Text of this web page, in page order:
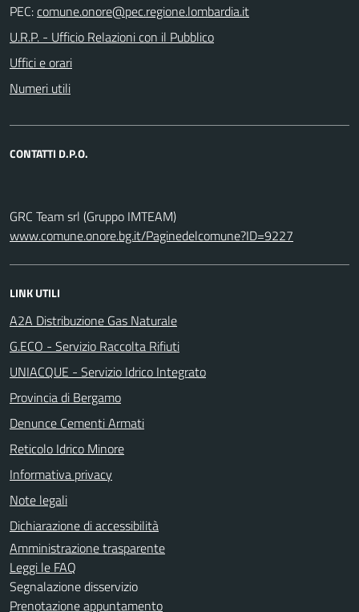
PEC:
U.R.P. - Ufficio Relazioni con il Pubblico
Uffici e orari
Numeri utili
CONTATTI D.P.O.
GRC Team srl (Gruppo IMTEAM)
www.comune.onore.bg.it/Paginedelcomune?ID=9227
LINK UTILI
A2A Distribuzione Gas Naturale
G.ECO - Servizio Raccolta Rifiuti
UNIACQUE - Servizio Idrico Integrato
Provincia di Bergamo
Denunce Cementi Armati
Reticolo Idrico Minore
Informativa privacy
Note legali
Dichiarazione di accessibilità
Amministrazione trasparente
Leggi le FAQ
Segnalazione disservizio
Prenotazione appuntamento